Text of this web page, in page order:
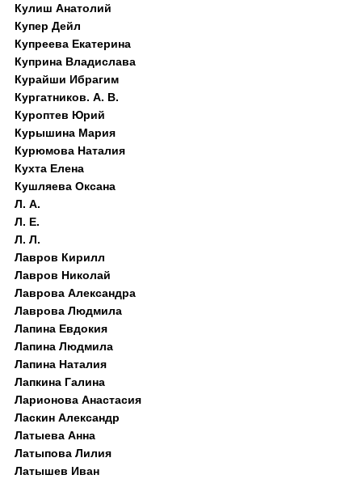
Кулиш Анатолий
Купер Дейл
Купреева Екатерина
Куприна Владислава
Курайши Ибрагим
Кургатников. А. В.
Куроптев Юрий
Курышина Мария
Курюмова Наталия
Кухта Елена
Кушляева Оксана
Л. А.
Л. Е.
Л. Л.
Лавров Кирилл
Лавров Николай
Лаврова Александра
Лаврова Людмила
Лапина Евдокия
Лапина Людмила
Лапина Наталия
Лапкина Галина
Ларионова Анастасия
Ласкин Александр
Латыева Анна
Латыпова Лилия
Латышев Иван